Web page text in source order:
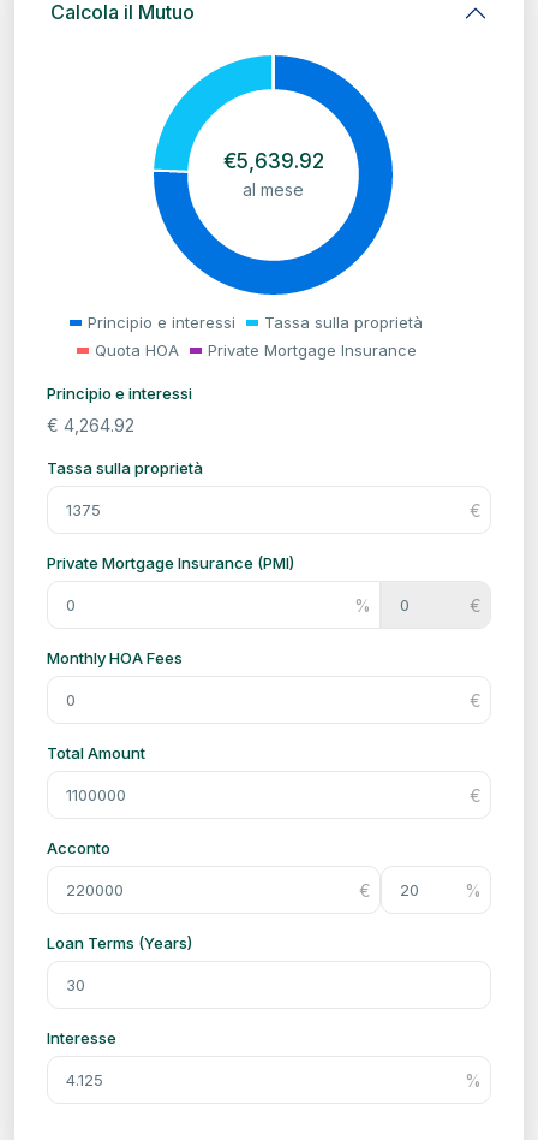
Calcola il Mutuo
€5,639.92
al mese
Principio e interessi
Tassa sulla proprietà
Quota HOA
Private Mortgage Insurance
Principio e interessi
€ 4,264.92
Tassa sulla proprietà
Private Mortgage Insurance (PMI)
Monthly HOA Fees
Total Amount
Acconto
Loan Terms (Years)
Interesse